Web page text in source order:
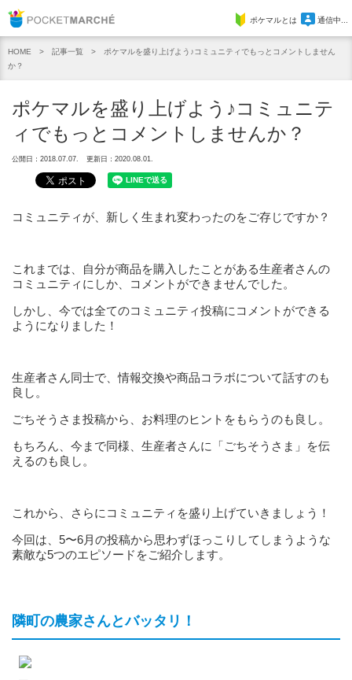
Pocket Marcheポケマルとは 通信中...
HOME 記事一覧
ポケマルを盛り上げよう♪コミュニティでもっとコメントしません
か？
ポケマルを盛り上げよう♪コミュニテ
ィでもっとコメントしませんか？
公開日：2018.07.07. 更新日：2020.08.01.
コミュニティが、新しく生まれ変わったのをご存じですか？
これまでは、自分が商品を購入したことがある生産者さんの
コミュニティにしか、コメントができませんでした。
しかし、今では全てのコミュニティ投稿にコメントができる
ようになりました！
生産者さん同士で、情報交換や商品コラボについて話すのも
良し。
ごちそうさま投稿から、お料理のヒントをもらうのも良し。
もちろん、今まで同様、生産者さんに「ごちそうさま」を伝
えるのも良し。
これから、さらにコミュニティを盛り上げていきましょう！
今回は、5〜6月の投稿から思わずほっこりしてしまうような
素敵な5つのエピソードをご紹介します。
隣町の農家さんとバッタリ！